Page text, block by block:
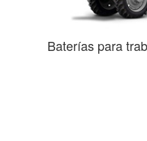
Baterías para